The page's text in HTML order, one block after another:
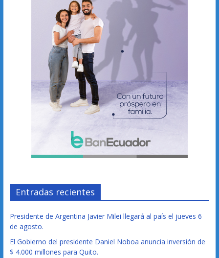
Entradas recientes
Presidente de Argentina Javier Milei llegará al país el jueves 6
de agosto.
El Gobierno del presidente Daniel Noboa anuncia inversión de
$ 4.000 millones para Quito.